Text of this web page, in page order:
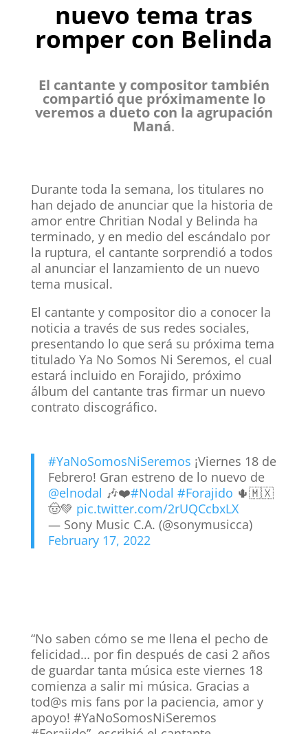
nuevo tema tras
romper con Belinda
El cantante y compositor también
compartió que próximamente lo
veremos a dueto con la agrupación
Maná.
Durante toda la semana, los titulares no
han dejado de anunciar que la historia de
amor entre Chritian Nodal y Belinda ha
terminado, y en medio del escándalo por
la ruptura, el cantante sorprendió a todos
al anunciar el lanzamiento de un nuevo
tema musical.
El cantante y compositor dio a conocer la
noticia a través de sus redes sociales,
presentando lo que será su próxima tema
titulado Ya No Somos Ni Seremos, el cual
estará incluido en Forajido, próximo
álbum del cantante tras firmar un nuevo
contrato discográfico.
#YaNoSomosNiSeremos ¡Viernes 18 de
Febrero! Gran estreno de lo nuevo de
@elnodal 🎶❤️#Nodal #Forajido 🌵🇲🇽
🤠💚 pic.twitter.com/2rUQCcbxLX
— Sony Music C.A. (@sonymusicca)
February 17, 2022
“No saben cómo se me llena el pecho de
felicidad… por fin después de casi 2 años
de guardar tanta música este viernes 18
comienza a salir mi música. Gracias a
tod@s mis fans por la paciencia, amor y
apoyo! #YaNoSomosNiSeremos